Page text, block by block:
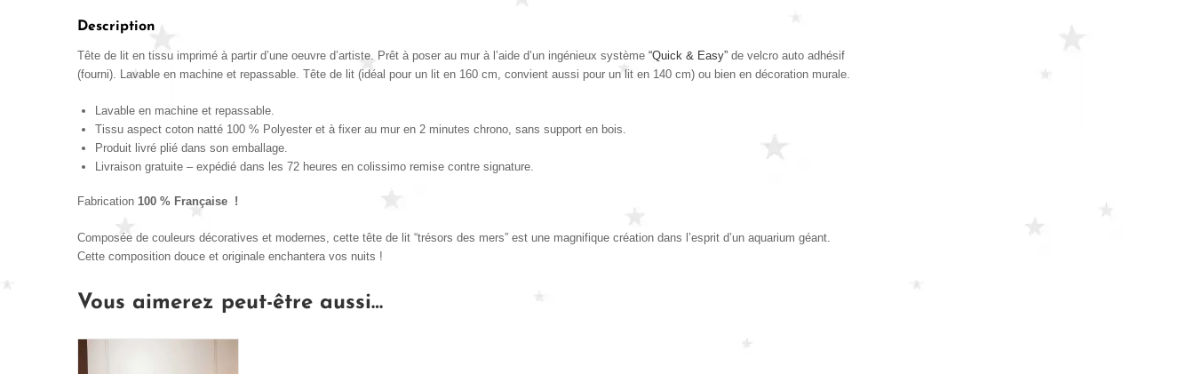
Description
Tête de lit en tissu imprimé à partir d’une oeuvre d’artiste. Prêt à poser au mur à l’aide d’un ingénieux système “Quick & Easy” de velcro auto adhésif
(fourni). Lavable en machine et repassable. Tête de lit (idéal pour un lit en 160 cm, convient aussi pour un lit en 140 cm) ou bien en décoration murale.
Lavable en machine et repassable.
Tissu aspect coton natté 100 % Polyester et à fixer au mur en 2 minutes chrono, sans support en bois.
Produit livré plié dans son emballage.
Livraison gratuite – expédié dans les 72 heures en colissimo remise contre signature.
Fabrication 100 % Française !
Composée de couleurs décoratives et modernes, cette tête de lit “trésors des mers” est une magnifique création dans l’esprit d’un aquarium géant.
Cette composition douce et originale enchantera vos nuits !
Vous aimerez peut-être aussi…